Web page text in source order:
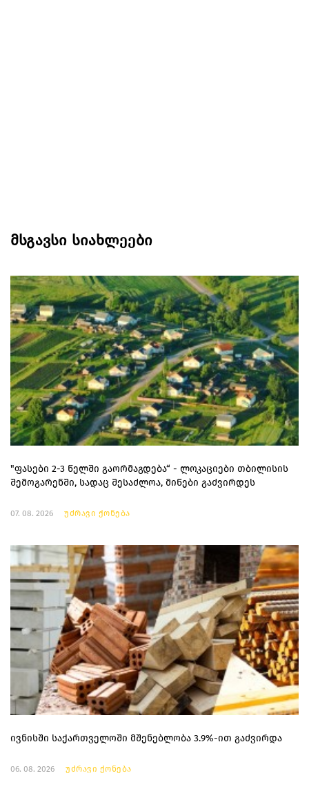
მსგავსი სიახლეები
"ფასები 2-3 წელში გაორმაგდება“ - ლოკაციები თბილისის
შემოგარენში, სადაც შესაძლოა, მიწები გაძვირდეს
07. 08. 2026 უძრავი ქონება
ივნისში საქართველოში მშენებლობა 3.9%-ით გაძვირდა
06. 08. 2026 უძრავი ქონება